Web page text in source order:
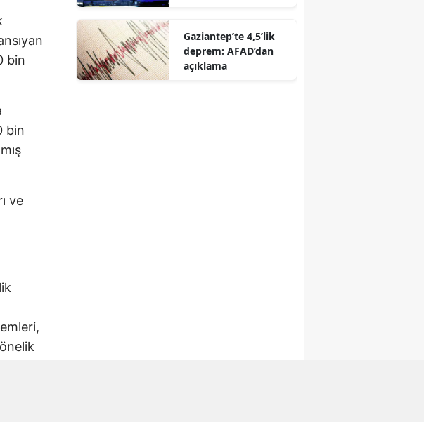
bin
bin
ve
Gaziantep’te 4,5’lik
deprem: AFAD’dan
açıklama